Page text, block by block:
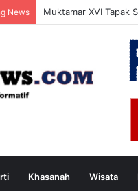
News
Setelah Usia 40
Khasanah Wisata